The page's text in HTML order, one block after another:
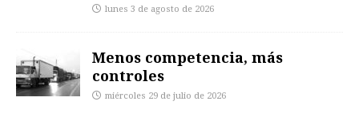
lunes 3 de agosto de 2026
Menos competencia, más
controles
miércoles 29 de julio de 2026